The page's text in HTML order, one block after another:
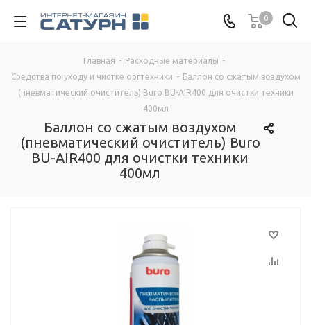
0
Главная - Расходные материалы -
Средства по уходу и чистке оргтехники - Баллон со сжатым воздухом
(пневматический очиститель) Buro BU-AIR400 для очистки техники
400мл
Баллон со сжатым воздухом
(пневматический очиститель) Buro
BU-AIR400 для очистки техники
400мл